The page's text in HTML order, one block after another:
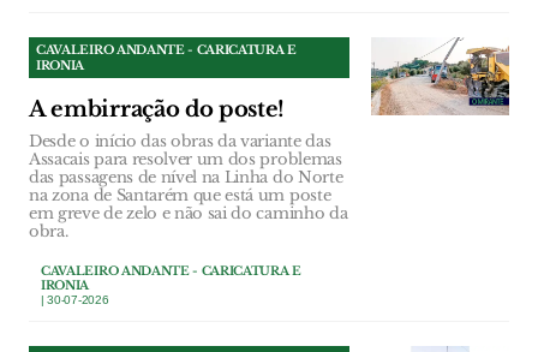
CAVALEIRO ANDANTE - CARICATURA E
IRONIA
A embirração do poste!
Desde o início das obras da variante das
Assacais para resolver um dos problemas
das passagens de nível na Linha do Norte
na zona de Santarém que está um poste
em greve de zelo e não sai do caminho da
obra.
CAVALEIRO ANDANTE - CARICATURA E
IRONIA
| 30-07-2026